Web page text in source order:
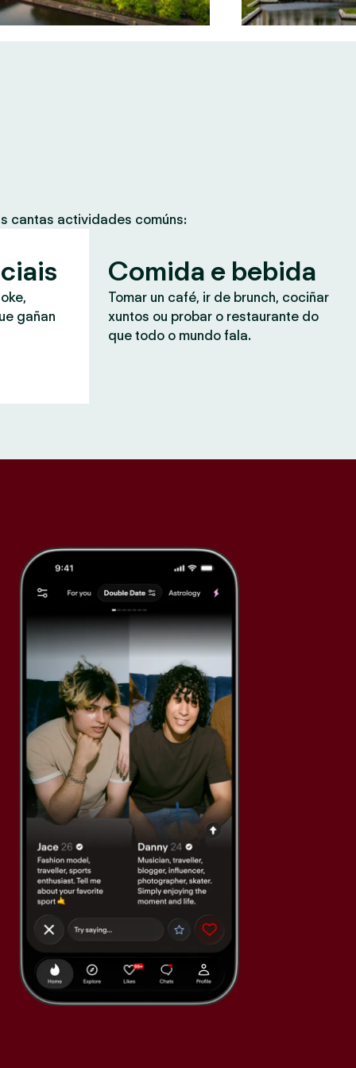
cantas actividades comúns:
gañan
Comida e bebida
Tomar un café, ir de brunch, cociñar
xuntos ou probar o restaurante do
que todo o mundo fala.